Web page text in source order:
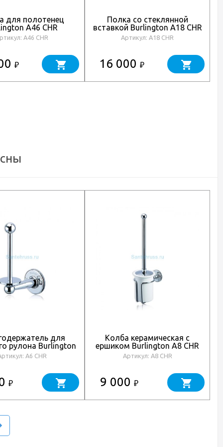
для полотенец
A46 CHR
A46 CHR
₽
Полка со стеклянной
вставкой Burlington A18 CHR
Артикул: A18 CHR
16 000 ₽
для
рулона Burlington
A6 CHRA6 CHR
₽
Колба керамическая с
ершиком Burlington A8 CHR
Артикул: A8 CHR
9 000 ₽